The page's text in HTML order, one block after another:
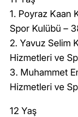
1. Poyraz Kaan
Spor Kulübü –
2. Yavuz Selim
Hizmetleri ve
3. Muhammet
Hizmetleri ve
12 Yaş